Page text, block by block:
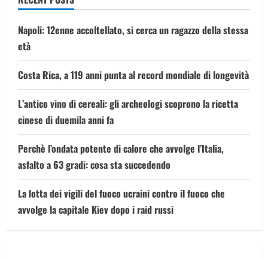
Napoli: 12enne accoltellato, si cerca un ragazzo della stessa
età
Costa Rica, a 119 anni punta al record mondiale di longevità
L’antico vino di cereali: gli archeologi scoprono la ricetta
cinese di duemila anni fa
Perchè l’ondata potente di calore che avvolge l’Italia,
asfalto a 63 gradi: cosa sta succedendo
La lotta dei vigili del fuoco ucraini contro il fuoco che
avvolge la capitale Kiev dopo i raid russi